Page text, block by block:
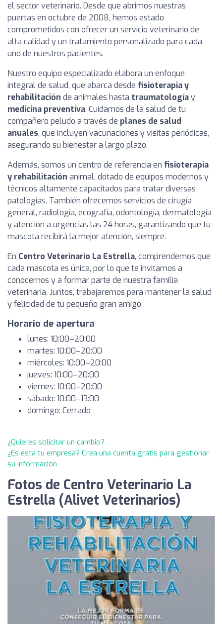
el sector veterinario. Desde que abrimos nuestras
puertas en octubre de 2008, hemos estado
comprometidos con ofrecer un servicio veterinario de
alta calidad y un tratamiento personalizado para cada
uno de nuestros pacientes.
Nuestro equipo especializado elabora un enfoque
integral de salud, que abarca desde fisioterapia y
rehabilitación de animales hasta traumatologíay
medicina preventiva. Cuidamos de la salud de tu
compañero peludo a través de planes de salud
anuales, que incluyen vacunaciones y visitas periódicas,
asegurando su bienestar a largo plazo.
Además, somos un centro de referencia en fisioterapia
y rehabilitación animal, dotado de equipos modernos y
técnicos altamente capacitados para tratar diversas
patologías. También ofrecemos servicios de cirugía
general, radiología, ecografía, odontología, dermatología
y atención a urgencias las 24 horas, garantizando que tu
mascota recibirá la mejor atención, siempre.
En Centro Veterinario La Estrella, comprendemos que
cada mascota es única, por lo que te invitamos a
conocernos y a formar parte de nuestra familia
veterinaria. Juntos, trabajaremos para mantener la salud
y felicidad de tu pequeño gran amigo.
Horario de apertura
lunes: 10:00–20:00
martes: 10:00–20:00
miércoles: 10:00–20:00
jueves: 10:00–20:00
viernes: 10:00–20:00
sábado: 10:00–13:00
domingo: Cerrado
¿Quieres solicitar un cambio?
¿Es esta tu empresa? Crea una cuenta gratis para gestionar
su información
Fotos de Centro Veterinario La
Estrella (Alivet Veterinarios)